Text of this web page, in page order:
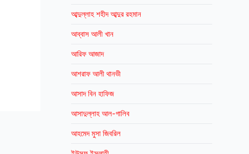
আব্দুল্লাহ শহীদ আব্দুর রহমান
আব্বাস আলী খান
আরিফ আজাদ
আশরাফ আলী থানভী
আসাদ বিন হাফিজ
আসাদুল্লাহ আল-গালিব
আহমেদ মুসা জিবরিল